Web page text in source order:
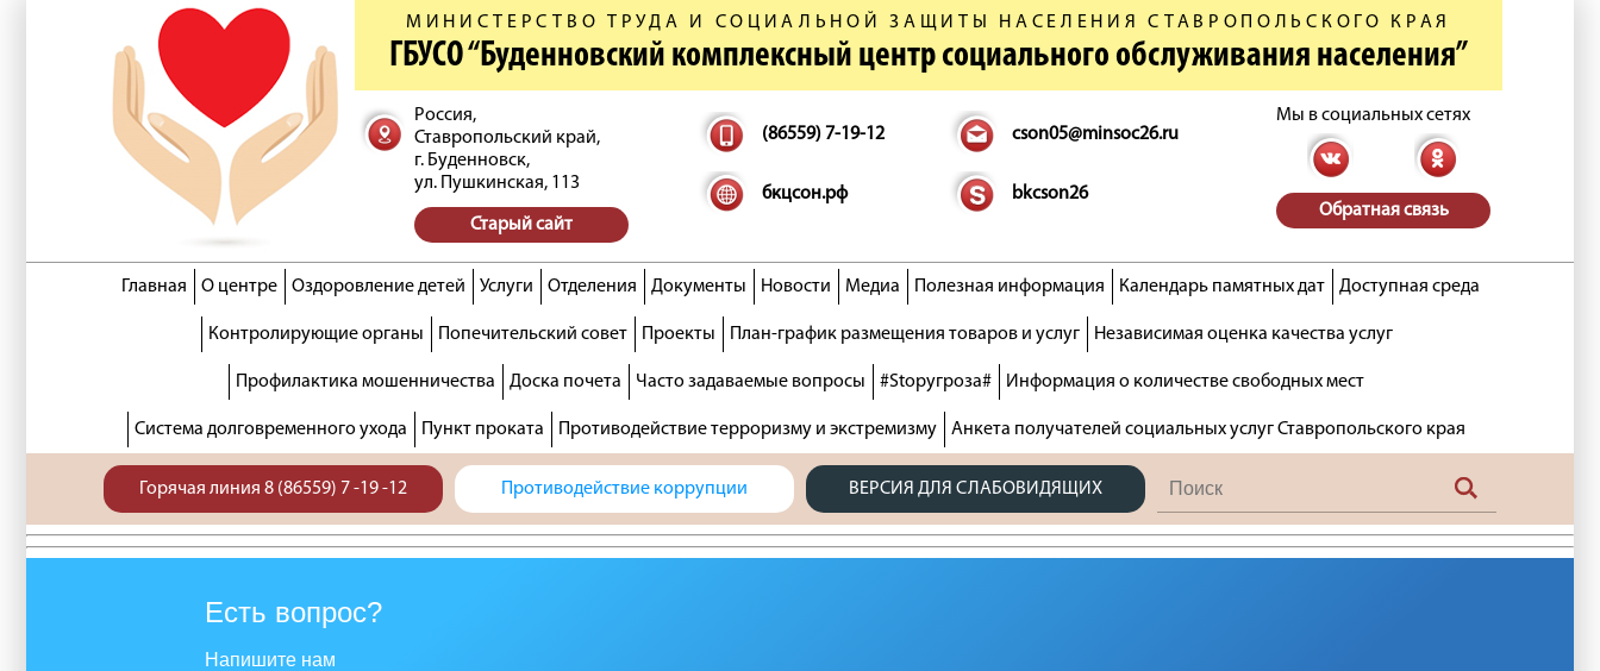
МИНИСТЕРСТВО ТРУДА И СОЦИАЛЬНОЙ ЗАЩИТЫ НАСЕЛЕНИЯ СТАВРОПОЛЬСКОГО КРАЯ
ГБУСО “Буденновский комплексный центр социального обслуживания населения”
Россия,
Ставропольский край,
г. Буденновск,
ул. Пушкинская, 113
Старый сайт
(86559) 7-19-12 cson05@minsoc26.ru
бкцсон.рф bkcson26
Мы в социальных сетях
Обратная связь
Главная О центре Оздоровление детей Услуги Отделения Документы Новости Медиа Полезная информация Календарь памятных дат Доступная среда
Контролирующие органы Попечительский совет Проекты План-график размещения товаров и услуг Независимая оценка качества услуг
Профилактика мошенничества Доска почета Часто задаваемые вопросы #Stopугроза# Информация о количестве свободных мест
Система долговременного ухода Пункт проката Противодействие терроризму и экстремизму Анкета получателей социальных услуг Ставропольского края
Горячая линия 8 (86559) 7 -19 -12 Противодействие коррупции ВЕРСИЯ ДЛЯ СЛАБОВИДЯЩИХ
Есть вопрос?
Напишите нам